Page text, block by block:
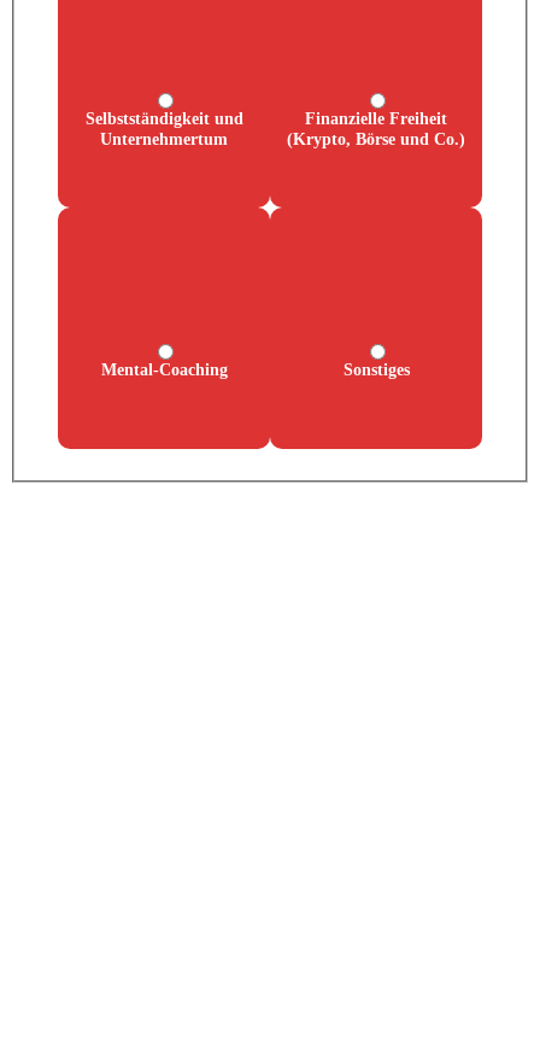
Selbstständigkeit und
Unternehmertum
Finanzielle Freiheit
(Krypto, Börse und Co.)
Mental-Coaching Sonstiges